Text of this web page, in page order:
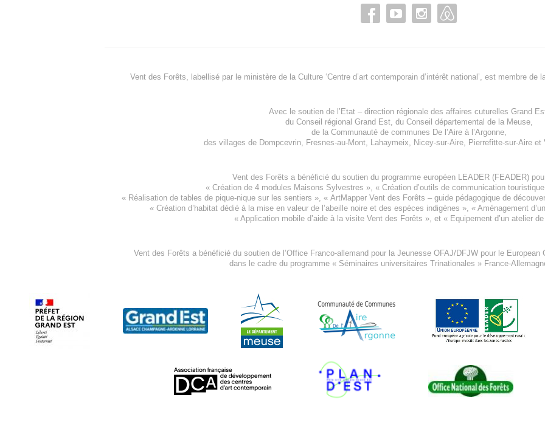
Vent des Forêts, labellisé par le ministère de la Culture ‘Centre d’art contemporain d’intérêt national’, est membre de
Avec le soutien de l’ Etat – direction régionale des affaires cuturelles Grand
du Conseil régional Grand Est, du Conseil départemental de la Meuse,
de la Communauté de communes De l’Aire à l’Argonne,
des villages de Dompcevrin, Fresnes-au-Mont, Lahaymeix, Nicey-sur-Aire, Pierrefitte-sur-Aireet
Vent des Forêts a bénéficié du soutien du programme européen LEADER (FEADER)
« Création de 4 modules Maisons Sylvestres », « Création d’outils de communication
« Réalisation de tables de pique-nique sur les sentiers », « ArtMapper Vent des Forêts – guide pédagogique de
« Création d’habitat dédié à la mise en valeur de l’abeille noire et des espèces indigènes », « Aménagement
« Application mobile d’aide à la visite Vent des Forêts », et « Equipement d’un atelier
Vent des Forêts a bénéficié du soutien de l’Office Franco-allemand pour la Jeunesse OFAJ/DFJW pour le European
dans le cadre du programme « Séminaires universitaires Trinationales » France-